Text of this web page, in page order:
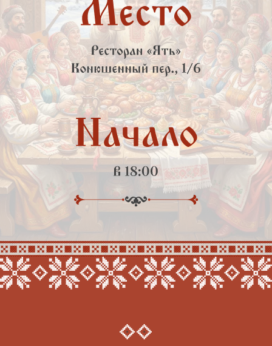
Подтверждение присутствия
Приду!
Не смогу...
Какие напитки предпочитаете?
Красное вино
Белое вино
Коньяк
Виски
Безалкогольные напитки